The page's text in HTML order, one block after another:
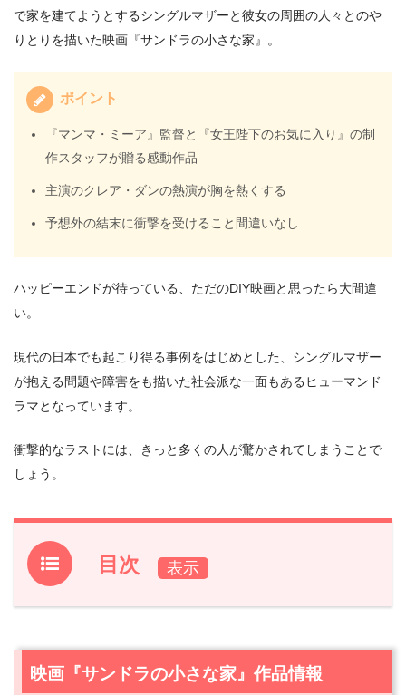
で家を建てようとするシングルマザーと彼女の周囲の人々とのや
りとりを描いた映画『サンドラの小さな家』。
ポイント
『マンマ・ミーア』監督と『女王陛下のお気に入り』の制
作スタッフが贈る感動作品
主演のクレア・ダンの熱演が胸を熱くする
予想外の結末に衝撃を受けること間違いなし
ハッピーエンドが待っている、ただのDIY映画と思ったら大間違
い。
現代の日本でも起こり得る事例をはじめとした、シングルマザー
が抱える問題や障害をも描いた社会派な一面もあるヒューマンド
ラマとなっています。
衝撃的なラストには、きっと多くの人が驚かされてしまうことで
しょう。
目次
1.映画『サンドラの小さな家』作品情報
2.1
映画『サンドラの小さな家』作品情報